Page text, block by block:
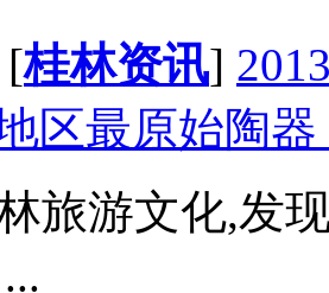
[桂林资讯]
区最原始陶
旅游文化,发